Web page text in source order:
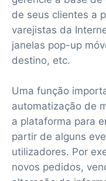
de seus clientes a
varejistas da
janelas pop-up
destino, etc.
Uma função
automatização de
a plataforma para
partir de alguns
utilizadores. Por
novos pedidos,